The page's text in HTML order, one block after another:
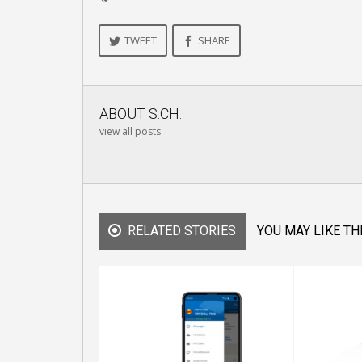
TWEET SHARE
ABOUT S.CH.
view all posts
RELATED STORIES YOU MAY LIKE